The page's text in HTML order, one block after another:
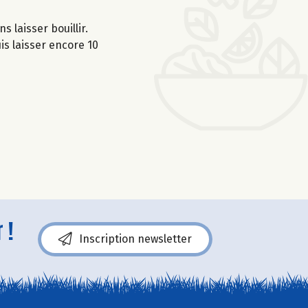
laisser bouillir.
laisser encore 10
! Inscription newsletter